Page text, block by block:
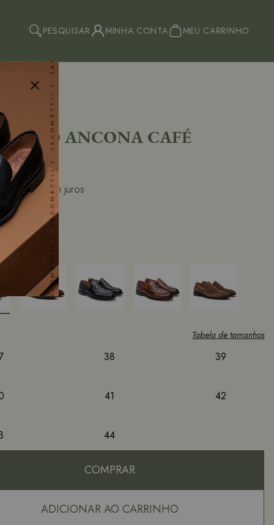
PESQUISAR MINHA CONTA
FAZER LOGIN
MEU CARRINHO
ANCONA CAFÉ
123,32
sem juros
à vista
COR
38 39
41 42
44
COMPRAR
ADICIONAR AO CARRINHO